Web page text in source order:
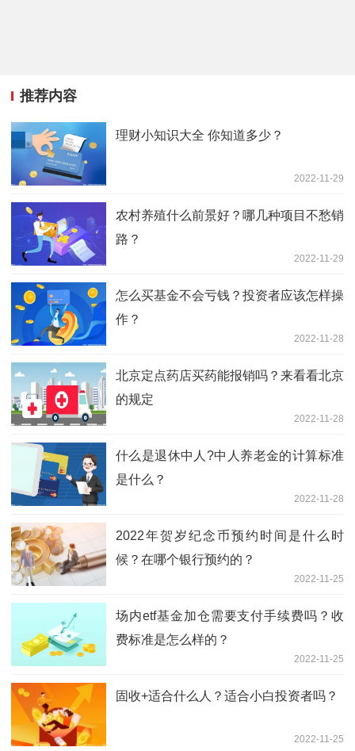
推荐内容
理财小知识大全 你知道多少？
2022-11-29
农村养殖什么前景好？哪几种项目不愁销
路？
2022-11-29
怎么买基金不会亏钱？投资者应该怎样操
作？
2022-11-28
北京定点药店买药能报销吗？来看看北京
的规定
2022-11-28
什么是退休中人?中人养老金的计算标准
是什么？
2022-11-28
2022年贺岁纪念币预约时间是什么时
候？在哪个银行预约的？
2022-11-25
场内etf基金加仓需要支付手续费吗？收
费标准是怎么样的？
2022-11-25
固收+适合什么人？适合小白投资者吗？
2022-11-25